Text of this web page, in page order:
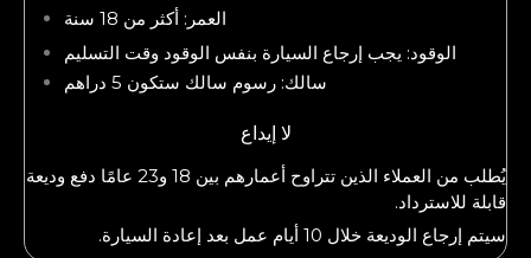
العمر: أكثر من 18 سنة
الوقود: يجب إرجاع السيارة بنفس الوقود وقت التسليم
سالك: رسوم سالك ستكون 5 دراهم
لا إيداع
يُطلب من العملاء الذين تتراوح أعمارهم بين 18 و23 عامًا دفع وديعة
قابلة للاسترداد.
سيتم إرجاع الوديعة خلال 10 أيام عمل بعد إعادة السيارة.